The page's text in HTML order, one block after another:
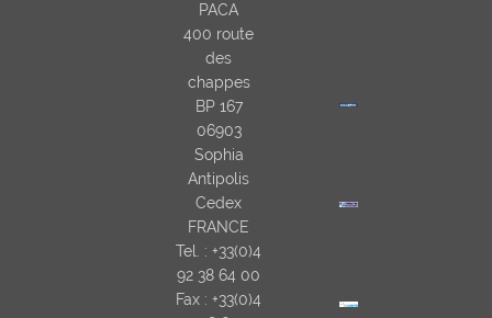
PACA
400 route
des
chappes
BP 167
06903
Sophia
Antipolis
Cedex
FRANCE
Tel. : +33(0)4
92 38 64 00
Fax : +33(0)4